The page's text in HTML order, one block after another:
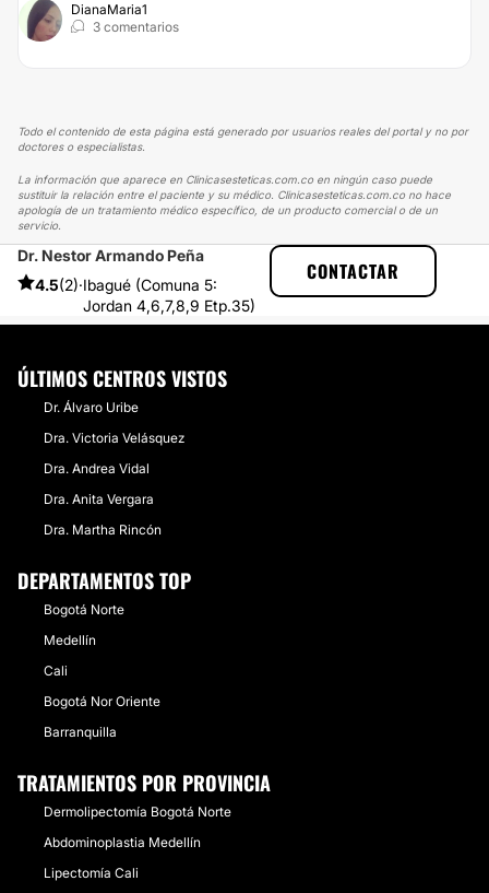
DianaMaria1
3 comentarios
Todo el contenido de esta página está generado por usuarios reales del portal y no por
doctores o especialistas.
La información que aparece en Clinicasesteticas.com.co en ningún caso puede
sustituir la relación entre el paciente y su médico. Clinicasesteticas.com.co no hace
apología de un tratamiento médico específico, de un producto comercial o de un
servicio.
Dr. Nestor Armando Peña
4.5(2)·Ibagué (Comuna 5:
Jordan 4,6,7,8,9 Etp.35)
CONTACTAR
CLINICASESTETICAS
EXPERIENCIAS
EXPERIENCIAS SOBRE ABDOMINOPLASTIA
CAMBIO DE VIDA, TANTO FÍSICO COMO EMOCIONAL
ÚLTIMOS CENTROS VISTOS
Dr. Álvaro Uribe
Dra. Victoria Velásquez
Dra. Andrea Vidal
Dra. Anita Vergara
Dra. Martha Rincón
DEPARTAMENTOS TOP
Bogotá Norte
Medellín
Cali
Bogotá Nor Oriente
Barranquilla
TRATAMIENTOS POR PROVINCIA
Dermolipectomía Bogotá Norte
Abdominoplastia Medellín
Lipectomía Cali